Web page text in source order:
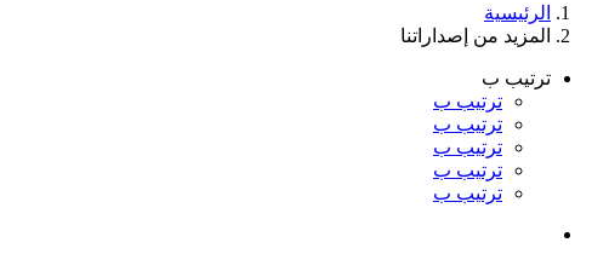
الرئيسية
المزيد من إصداراتنا
ترتيب ب
ترتيب ب
ترتيب ب
ترتيب ب
ترتيب ب
ترتيب ب